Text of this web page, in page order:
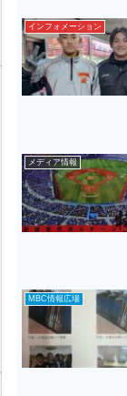
インフォメーション
メディア情報
MBC情報広場